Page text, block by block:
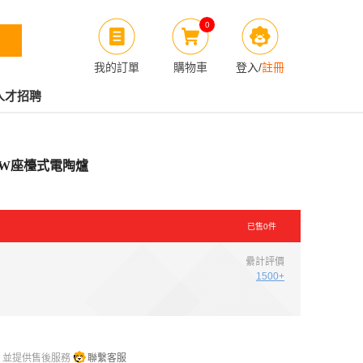
我的訂單
0
購物車 登入/註冊
才招聘
座檯式電陶爐
已售0件
纍計評價
1500+
提供售後服務 聯繫客服